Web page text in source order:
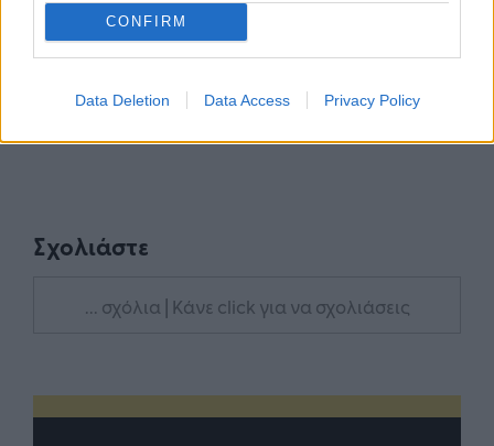
CONFIRM
Data Deletion Data Access Privacy Policy
Ειδήσειςαπό την Ελλάδα και τον κόσμο στο
Σχολιάστε
... σχόλια | Κάνε click για να σχολιάσεις